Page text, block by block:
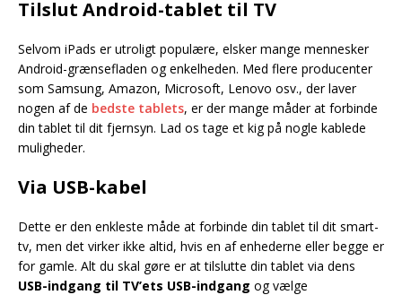
Tilslut Android-tablet til TV
Selvom iPads er utroligt populære, elsker mange mennesker
Android-grænsefladen og enkelheden. Med flere producenter
som Samsung, Amazon, Microsoft, Lenovo osv., der laver
nogen af de bedste tablets, er der mange måder at forbinde
din tablet til dit fjernsyn. Lad os tage et kig på nogle kablede
muligheder.
Via USB-kabel
Dette er den enkleste måde at forbinde din tablet til dit smart-
tv, men det virker ikke altid, hvis en af enhederne eller begge er
for gamle. Alt du skal gøre er at tilslutte din tablet via dens
USB-indgang til TV’ets USB-indgang og vælge